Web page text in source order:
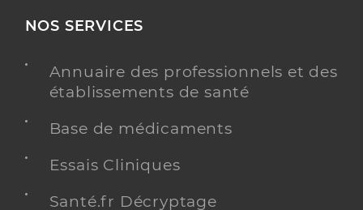
NOS SERVICES
Annuaire des professionnels et des
établissements de santé
Base de médicaments
Essais Cliniques
Santé.fr Décryptage